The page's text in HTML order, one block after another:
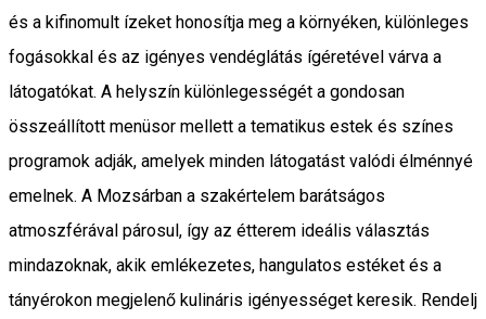
és a kifinomult ízeket honosítja meg a környéken, különleges
fogásokkal és az igényes vendéglátás ígéretével várva a
látogatókat. A helyszín különlegességét a gondosan
összeállított menüsor mellett a tematikus estek és színes
programok adják, amelyek minden látogatást valódi élménnyé
emelnek. A Mozsárban a szakértelem barátságos
atmoszférával párosul, így az étterem ideális választás
mindazoknak, akik emlékezetes, hangulatos estéket és a
tányérokon megjelenő kulináris igényességet keresik. Rendelj